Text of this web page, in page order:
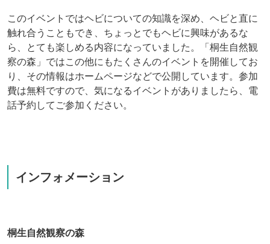
このイベントではヘビについての知識を深め、ヘビと直に
触れ合うこともでき、ちょっとでもヘビに興味があるな
ら、とても楽しめる内容になっていました。「桐生自然観
察の森」ではこの他にもたくさんのイベントを開催してお
り、その情報はホームページなどで公開しています。参加
費は無料ですので、気になるイベントがありましたら、電
話予約してご参加ください。
インフォメーション
桐生自然観察の森